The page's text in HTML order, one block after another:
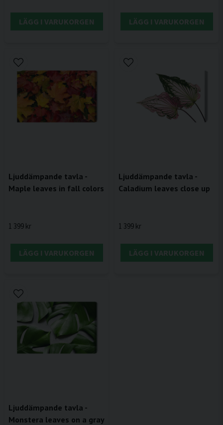
LÄGG I VARUKORGEN LÄGG I VARUKORGEN
Ljuddämpande tavla -
Maple leaves in fall colors
1 399 kr
LÄGG I VARUKORGEN
Ljuddämpande tavla -
Caladium leaves close up
1 399 kr
LÄGG I VARUKORGEN
Ljuddämpande tavla -
Monstera leaves on a gray